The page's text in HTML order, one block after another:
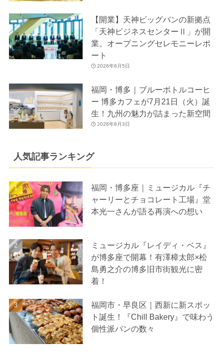
【開業】天神ビッグバンの新拠点
「天神ビジネスセンターⅡ」が開
業。オープニングセレモニーレポ
ート
2026年8月5日
福岡・博多｜ブルーボトルコーヒ
ー 博多カフェが7月21日（火）誕
生！九州の魅力が詰まった新空間
2026年8月3日
人気記事ランキング
福岡・博多座｜ミュージカル『チ
ャーリーとチョコレート工場』堂
本光一さんが語る再演への想い
ミュージカル『レイディ・ベス』
が博多座で開幕！有澤樟太郎×松
島勇之介の博多旧市街観光に密
着！
福岡市・早良区｜西新に新スポッ
ト誕生！『Chill Bakery』で味わう
個性派パンの数々